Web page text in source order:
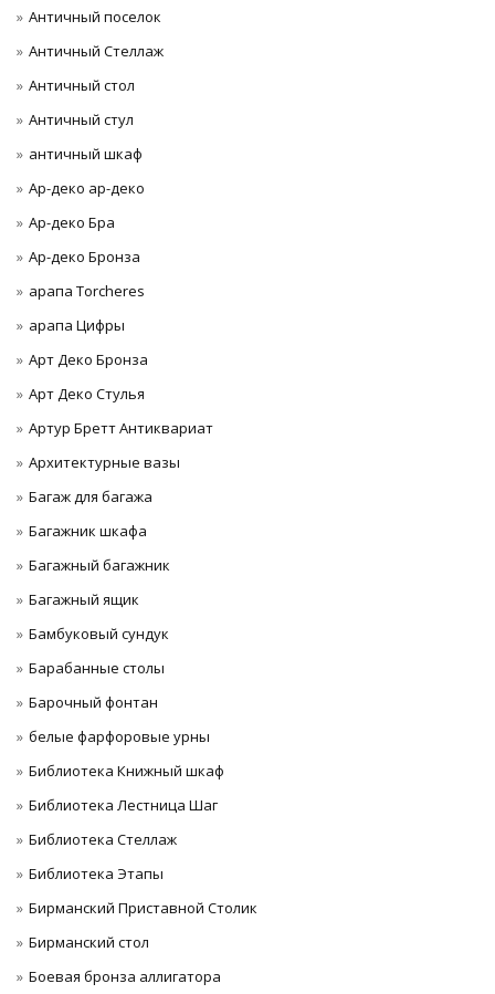
Античный поселок
Античный Стеллаж
Античный стол
Античный стул
античный шкаф
Ар-деко ар-деко
Ар-деко Бра
Ар-деко Бронза
арапа Torcheres
арапа Цифры
Арт Деко Бронза
Арт Деко Стулья
Артур Бретт Антиквариат
Архитектурные вазы
Багаж для багажа
Багажник шкафа
Багажный багажник
Багажный ящик
Бамбуковый сундук
Барабанные столы
Барочный фонтан
белые фарфоровые урны
Библиотека Книжный шкаф
Библиотека Лестница Шаг
Библиотека Стеллаж
Библиотека Этапы
Бирманский Приставной Столик
Бирманский стол
Боевая бронза аллигатора